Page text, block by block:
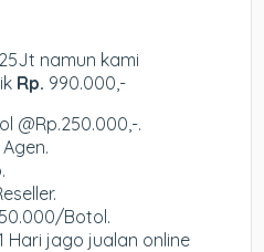
namun kami
Rp. 990.000,-
@Rp.250.000,-.
Botol.
Hari jago jualan online